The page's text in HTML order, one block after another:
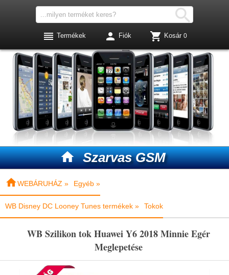
 Szarvas GSM

 Termékek  Fiók  Kosár 0
WEBÁRUHÁZ » Egyéb »
WB Disney DC Looney Tunes termékek » Tokok
WB Szilikon tok Huawei Y6 2018 Minnie Egér
Meglepetése